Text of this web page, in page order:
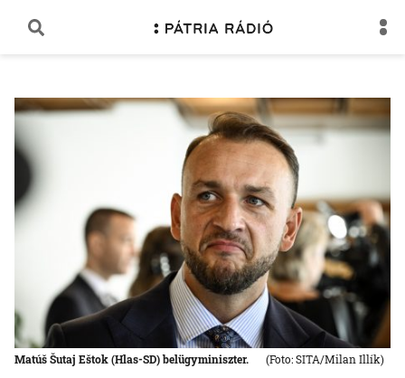
Matúš Šutaj Eštok (Hlas-SD) belügyminiszter. (Foto: SITA/Milan Illík)